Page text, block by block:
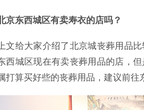
京东西城区有卖寿衣的店吗？
文给大家介绍了北京城丧葬用品
西城区现在有卖丧葬用品的店，
打算买好些的丧葬用品，建议前往